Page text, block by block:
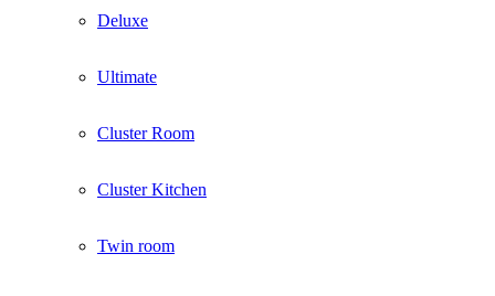
Deluxe
Ultimate
Cluster Room
Cluster Kitchen
Twin room